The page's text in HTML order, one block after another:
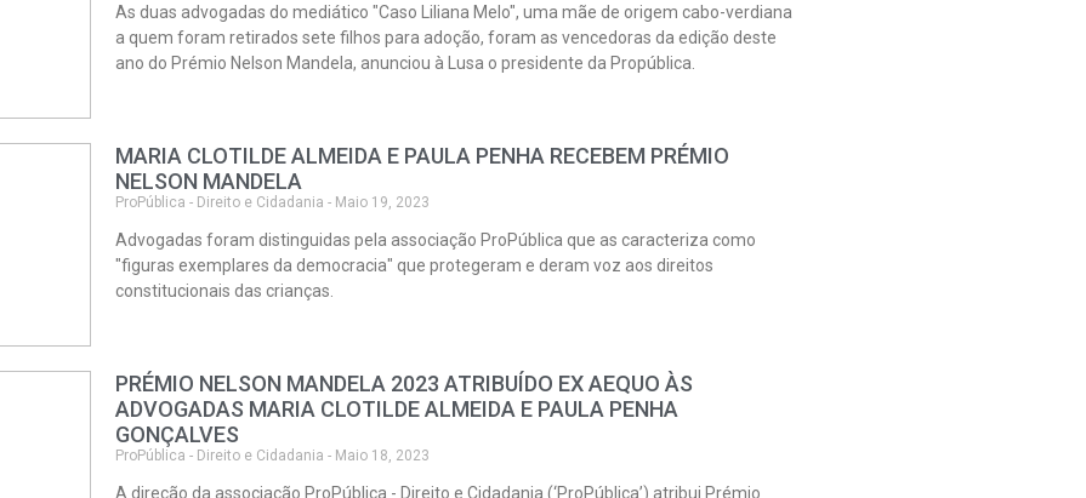
As duas advogadas do mediático "Caso Liliana Melo", uma mãe de origem cabo-verdiana
a quem foram retirados sete filhos para adoção, foram as vencedoras da edição deste
ano do Prémio Nelson Mandela, anunciou à Lusa o presidente da Propública.
MARIA CLOTILDE ALMEIDA E PAULA PENHA RECEBEM PRÉMIO
NELSON MANDELA
ProPública - Direito e Cidadania - Maio 19, 2023
Advogadas foram distinguidas pela associação ProPública que as caracteriza como
"figuras exemplares da democracia" que protegeram e deram voz aos direitos
constitucionais das crianças.
PRÉMIO NELSON MANDELA 2023 ATRIBUÍDO EX AEQUO ÀS
ADVOGADAS MARIA CLOTILDE ALMEIDA E PAULA PENHA
GONÇALVES
ProPública - Direito e Cidadania - Maio 18, 2023
A direção da associação ProPública - Direito e Cidadania (‘ProPública’) atribui Prémio